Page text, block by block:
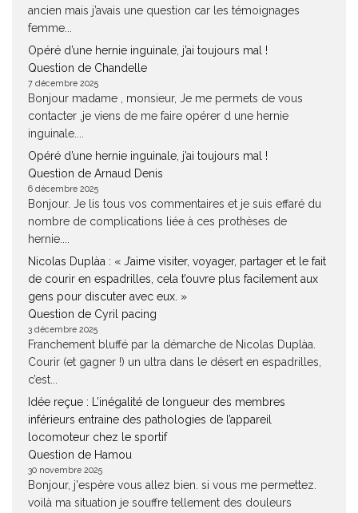
ancien mais j’avais une question car les témoignages
femme...
Opéré d’une hernie inguinale, j’ai toujours mal !
Question de Chandelle
7 décembre 2025
Bonjour madame , monsieur, Je me permets de vous
contacter ,je viens de me faire opérer d une hernie
inguinale....
Opéré d’une hernie inguinale, j’ai toujours mal !
Question de Arnaud Denis
6 décembre 2025
Bonjour. Je lis tous vos commentaires et je suis effaré du
nombre de complications liée à ces prothèses de
hernie....
Nicolas Duplàa : « J’aime visiter, voyager, partager et le fait
de courir en espadrilles, cela t’ouvre plus facilement aux
gens pour discuter avec eux. »
Question de Cyril pacing
3 décembre 2025
Franchement bluffé par la démarche de Nicolas Duplàa.
Courir (et gagner !) un ultra dans le désert en espadrilles,
c’est...
Idée reçue : L’inégalité de longueur des membres
inférieurs entraine des pathologies de l’appareil
locomoteur chez le sportif
Question de Hamou
30 novembre 2025
Bonjour, j'espère vous allez bien. si vous me permettez.
voilà ma situation je souffre tellement des douleurs